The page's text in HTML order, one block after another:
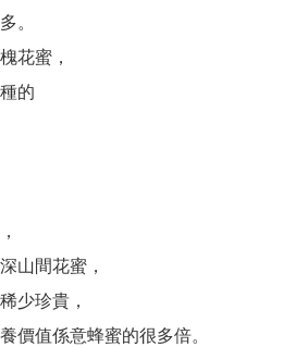
。
花蜜，
的
山間花蜜，
少珍貴，
價值係意蜂蜜的很多倍。